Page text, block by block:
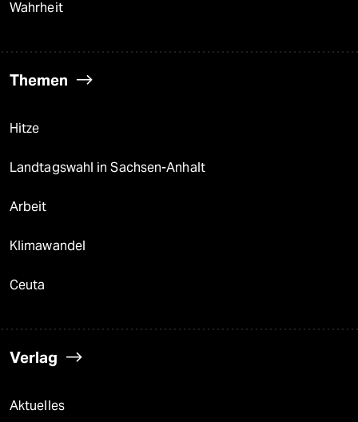
Wahrheit
Themen
Hitze
Landtagswahl in Sachsen-Anhalt
Arbeit
Klimawandel
Ceuta
Verlag
Aktuelles